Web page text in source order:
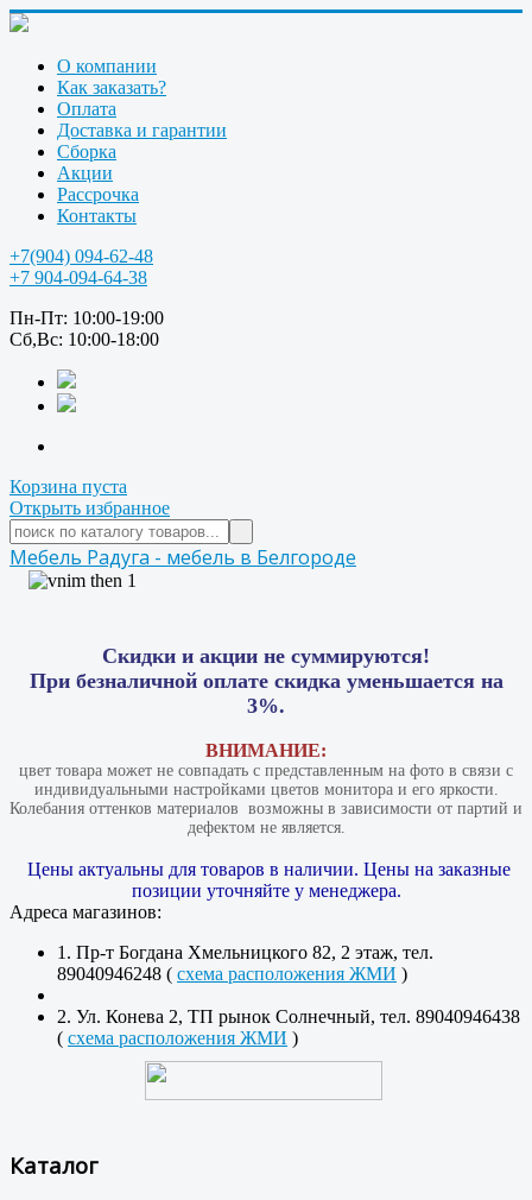
О компании
Как заказать?
Оплата
Доставка и гарантии
Сборка
Акции
Рассрочка
Контакты
+7(904) 094-62-48
+7 904-094-64-38
Пн-Пт: 10:00-19:00
Сб,Вс: 10:00-18:00
Корзина пуста
Открыть избранное
Мебель Радуга - мебель в Белгороде
Скидки и акции не суммируются!
При безналичной оплате скидка уменьшается на
3%.
ВНИМАНИЕ:
цвет товара может не совпадать с представленным на фото в связи с
индивидуальными настройками цветов монитора и его яркости.
Колебания оттенков материалов​ ​ возможны в зависимости от партий и
дефектом не является.
Цены актуальны для товаров в наличии. Цены на заказные
позиции уточняйте у менеджера.
Адреса магазинов:
1. Пр-т Богдана Хмельницкого 82, 2 этаж, тел.
89040946248 ( схема расположения ЖМИ )
2. Ул. Конева 2, ТП рынок Солнечный, тел. 89040946438
( схема расположения ЖМИ )
Каталог